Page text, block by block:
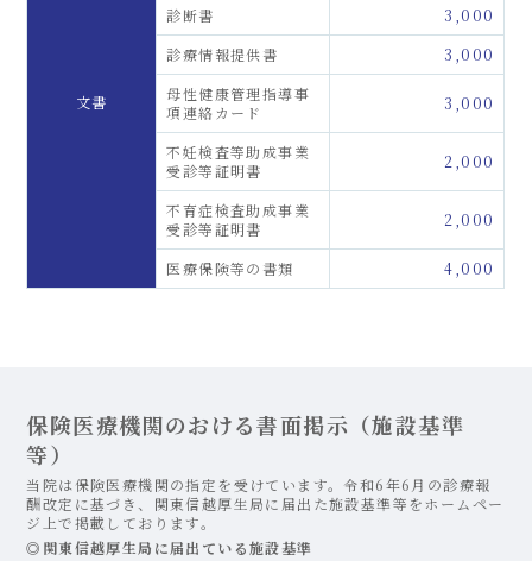
文書
診断書
3,000
診療情報提供書
3,000
母性健康管理指導事
項連絡カード
3,000
不妊検査等助成事業
受診等証明書
2,000
不育症検査助成事業
受診等証明書
2,000
医療保険等の書類 4,000
保険医療機関のおける書面掲示（施設基準
等）
当院は保険医療機関の指定を受けています。令和6年6月の診療報
酬改定に基づき、関東信越厚生局に届出た施設基準等をホームペー
ジ上で掲載しております。
◎関東信越厚生局に届出ている施設基準